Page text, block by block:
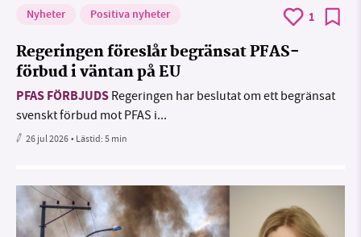
Nyheter Positiva nyheter 1
Regeringen föreslår begränsat PFAS-
förbud i väntan på EU
PFAS FÖRBJUDS Regeringen har beslutat om ett begränsat
svenskt förbud mot PFAS i...
26 jul 2026• Lästid:5 min